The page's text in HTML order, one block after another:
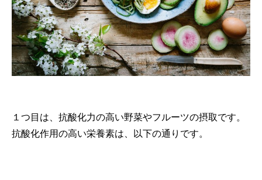
１つ目は、抗酸化力の高い野菜やフルーツの摂取です。
抗酸化作用の高い栄養素は、以下の通りです。